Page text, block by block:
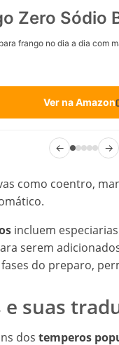
Zero Sódio
frango no dia a dia com
Ver na Amazon
← →
como coentro,
incluem
serem
do preparo,
suas
dos temperos